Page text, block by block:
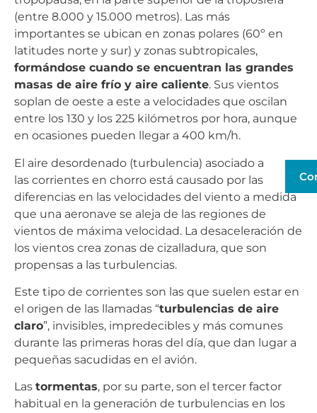
(entre 8.000 y 15.000 metros). Las más
importantes se ubican en zonas polares (60º en
latitudes norte y sur) y zonas subtropicales,
formándose cuando se encuentran las grandes
masas de aire frío y aire caliente. Sus vientos
soplan de oeste a este a velocidades que oscilan
entre los 130 y los 225 kilómetros por hora, aunque
en ocasiones pueden llegar a 400 km/h.
El aire desordenado (turbulencia) asociado a
las corrientes en chorro está causado por las
diferencias en las velocidades del viento a medida
que una aeronave se aleja de las regiones de
vientos de máxima velocidad. La desaceleración de
los vientos crea zonas de cizalladura, que son
propensas a las turbulencias.
Este tipo de corrientes son las que suelen estar en
el origen de las llamadas “turbulencias de aire
claro”, invisibles, impredecibles y más comunes
durante las primeras horas del día, que dan lugar a
pequeñas sacudidas en el avión.
Las tormentas, por su parte, son el tercer factor
habitual en la generación de turbulencias en los